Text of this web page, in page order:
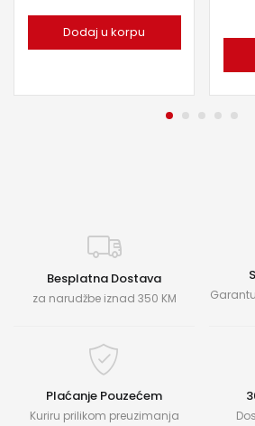
Dodaj u korpu
Besplatna Dostava
za narudžbe iznad 350 KM
Plaćanje Pouzećem
Kuriru prilikom preuzimanja